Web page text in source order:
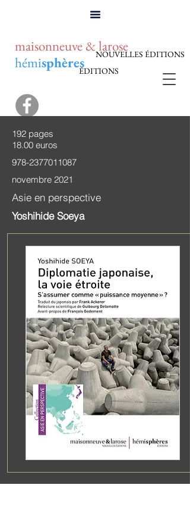
hémisphèresÉDITIONS
maisonneuve & laroseNOUVELLES ÉDITIONS
192 pages
18.00 euros
978-2377011087
novembre 2021
Asie en perspective
Yoshihide Soeya